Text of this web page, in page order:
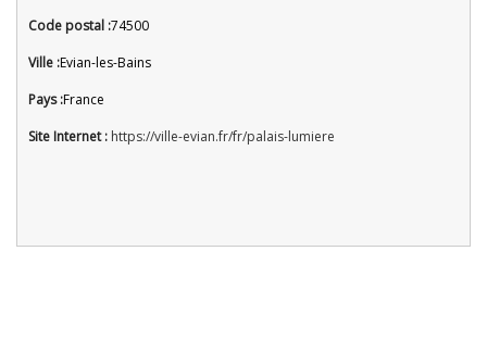
Code postal :74500
Ville :Evian-les-Bains
Pays :France
Site Internet : https://ville-evian.fr/fr/palais-lumiere